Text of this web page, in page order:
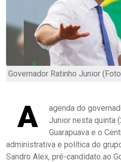
Governador Ratinho Junior
A
agenda do
Junior nesta quinta
Guarapuava e o
administrativa e política do
Sandro Alex, pré-candidato ao